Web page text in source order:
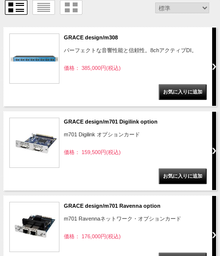
GRACE design/m308
パーフェクトな音響性能と信頼性。8chアクティブDI。
価格： 385,000円(税込)
GRACE design/m701 Digilink option
m701 Digilink オプションカード
価格： 159,500円(税込)
GRACE design/m701 Ravenna option
m701 Ravennaネットワーク・オプションカード
価格： 176,000円(税込)